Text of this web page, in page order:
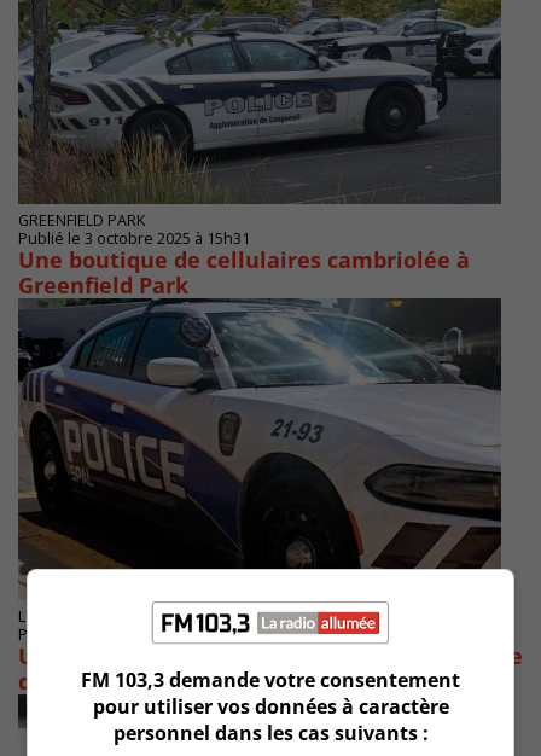
GREENFIELD PARK
Publié le 3 octobre 2025 à 15h31
Une boutique de cellulaires cambriolée à
Greenfield Park
LONGUEUIL
Publié le 11 juillet 2025 à 10h08
Une femme recherchée après une invasion de
domicile à Longueuil
FM 103,3 demande votre consentement
pour utiliser vos données à caractère
personnel dans les cas suivants :